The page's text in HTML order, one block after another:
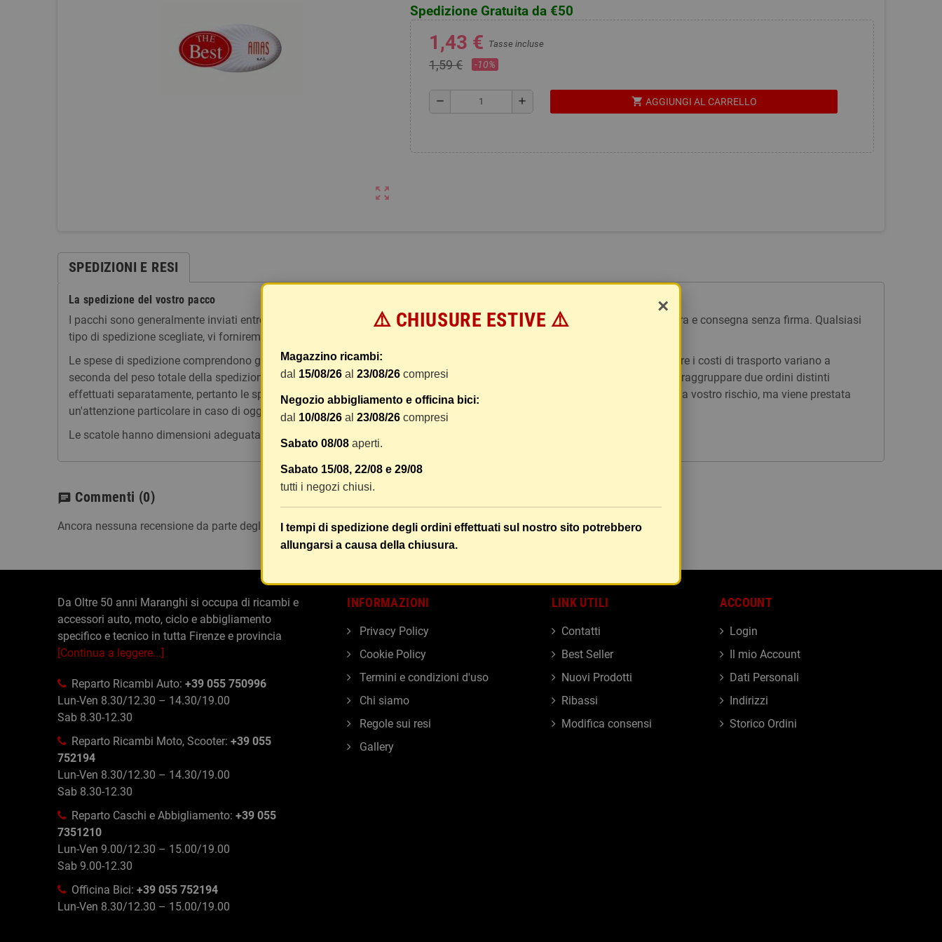
zoom_out_map
Spedizione Gratuita da €50
1,43 € Tasse incluse
1,59 € -10%
remove add shopping_cart AGGIUNGI AL CARRELLO
SPEDIZIONI E RESI
La spedizione del vostro pacco
I pacchi sono generalmente inviati entro 2 giorni dal ricevimento del pagamento e vengono spediti tramite BRT con tracciatura e consegna senza firma. Qualsiasi
tipo di spedizione scegliate, vi forniremo un link per tracciare il vostro pacco online.
Le spese di spedizione comprendono gli oneri di gestione e imballaggio e le spese postali. I costi di gestione sono fissi, mentre i costi di trasporto variano a
seconda del peso totale della spedizione. Vi consigliamo di raggruppare i vostri articoli in un unico ordine. Non ci è possibile raggruppare due ordini distinti
effettuati separatamente, pertanto le spese di spedizione saranno addebitate per ognuno di essi. Il vostro pacco sarà inviato a vostro rischio, ma viene prestata
un'attenzione particolare in caso di oggetti fragili.
Le scatole hanno dimensioni adeguatamente ampie e i vostri articoli son ben protetti.
chat Commenti (0)
Ancora nessuna recensione da parte degli utenti.
×
⚠️ CHIUSURE ESTIVE ⚠️
Magazzino ricambi:
dal 15/08/26 al 23/08/26 compresi
Negozio abbigliamento e officina bici:
dal 10/08/26 al 23/08/26 compresi
Sabato 08/08 aperti.
Sabato 15/08, 22/08 e 29/08
tutti i negozi chiusi.
I tempi di spedizione degli ordini effettuati sul nostro sito potrebbero
allungarsi a causa della chiusura.
Da Oltre 50 anni Maranghi si occupa di ricambi e
accessori auto, moto, ciclo e abbigliamento
specifico e tecnico in tutta Firenze e provincia
[Continua a leggere...]
Reparto Ricambi Auto: +39 055 750996
Lun-Ven 8.30/12.30 – 14.30/19.00
Sab 8.30-12.30
Reparto Ricambi Moto, Scooter: +39 055
752194
Lun-Ven 8.30/12.30 – 14.30/19.00
Sab 8.30-12.30
Reparto Caschi e Abbigliamento: +39 055
7351210
Lun-Ven 9.00/12.30 – 15.00/19.00
Sab 9.00-12.30
Officina Bici: +39 055 752194
Lun-Ven 8.30/12.30 – 15.00/19.00
LINK UTILI
Contatti
Best Seller
Nuovi Prodotti
Ribassi
Modifica consensi
ACCOUNT
Login
Il mio Account
Dati Personali
Indirizzi
Storico Ordini
INFORMAZIONI
Privacy Policy
Cookie Policy
Termini e condizioni d'uso
Chi siamo
Regole sui resi
Gallery